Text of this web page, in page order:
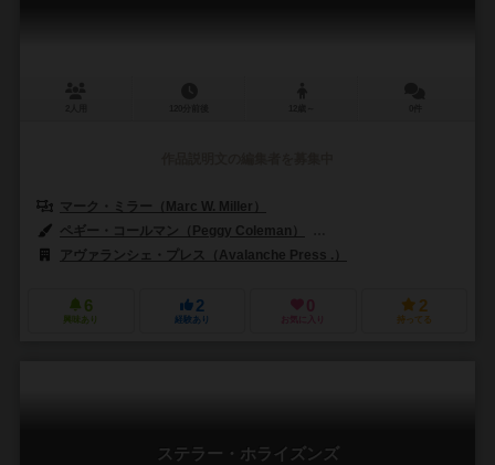
マーク・ミラー（Marc W. Miller）
ペギー・コールマン（Peggy Coleman）
アヴァランシェ・プレス（Avalanche Press .）
6
興味あり
2
経験あり
0
お気に入り
2
持ってる
ステラー・ホライズンズ